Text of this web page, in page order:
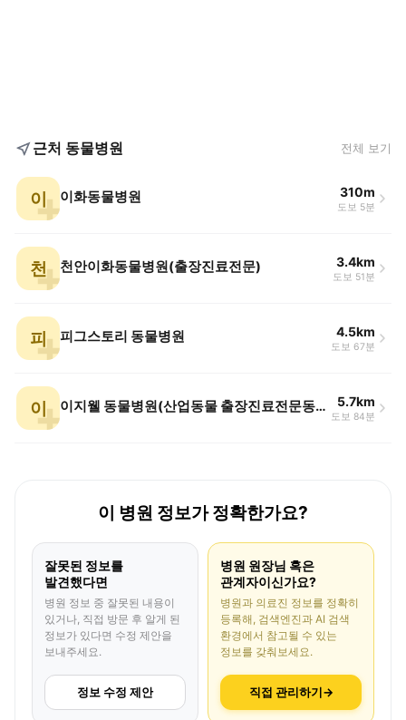
근처 동물병원 전체 보기
이 이화동물병원 310m
도보 5분
천 천안이화동물병원(출장진료전문) 3.4km
도보 51분
피 피그스토리 동물병원 4.5km
도보 67분
이 이지웰 동물병원(산업동물 출장진료전문동물병원) 5.7km
도보 84분
이 병원 정보가 정확한가요?
잘못된 정보를
발견했다면
병원 정보 중 잘못된 내용이
있거나, 직접 방문 후 알게 된
정보가 있다면 수정 제안을
보내주세요.
정보 수정 제안
병원 원장님 혹은
관계자이신가요?
병원과 의료진 정보를 정확히
등록해, 검색엔진과 AI 검색
환경에서 참고될 수 있는
정보를 갖춰보세요.
직접 관리하기→